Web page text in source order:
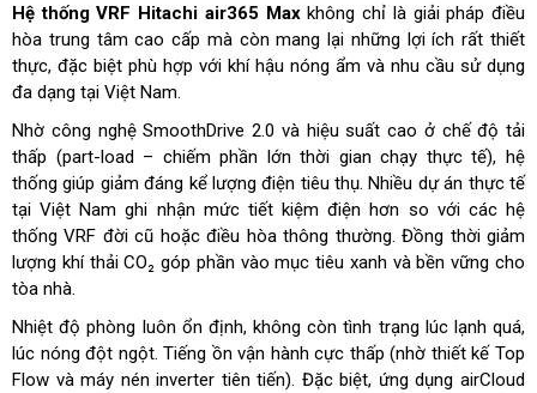
Hệ thống VRF Hitachi air365 Maxkhông chỉ là giải pháp điều
hòa trung tâm cao cấp mà còn mang lại những lợi ích rất thiết
thực, đặc biệt phù hợp với khí hậu nóng ẩm và nhu cầu sử dụng
đa dạng tại Việt Nam.
Nhờ công nghệ SmoothDrive 2.0 và hiệu suất cao ở chế độ tải
thấp (part-load – chiếm phần lớn thời gian chạy thực tế), hệ
thống giúp giảm đáng kể lượng điện tiêu thụ. Nhiều dự án thực tế
tại Việt Nam ghi nhận mức tiết kiệm điện hơn so với các hệ
thống VRF đời cũ hoặc điều hòa thông thường. Đồng thời giảm
lượng khí thải CO₂ góp phần vào mục tiêu xanh và bền vững cho
tòa nhà.
Nhiệt độ phòng luôn ổn định, không còn tình trạng lúc lạnh quá,
lúc nóng đột ngột. Tiếng ồn vận hành cực thấp (nhờ thiết kế Top
Flow và máy nén inverter tiên tiến). Đặc biệt, ứng dụng airCloud